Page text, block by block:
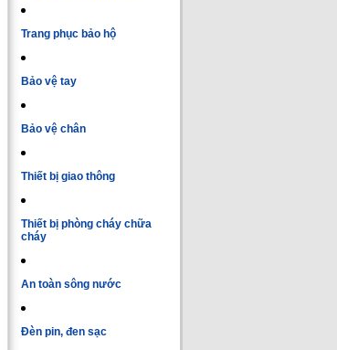
Trang phục bảo hộ
Bảo vệ tay
Bảo vệ chân
Thiết bị giao thông
Thiết bị phòng cháy chữa
cháy
An toàn sông nước
Đèn pin, đen sạc